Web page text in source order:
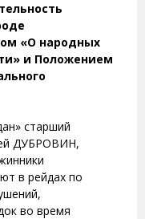
«О народных
и Положением
старший
ДУБРОВИН,
в рейдах по
во время